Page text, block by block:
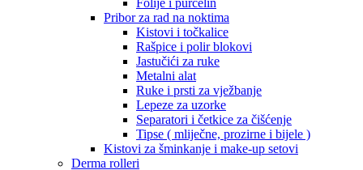
Folije i purcelin
Pribor za rad na noktima
Kistovi i točkalice
Rašpice i polir blokovi
Jastučići za ruke
Metalni alat
Ruke i prsti za vježbanje
Lepeze za uzorke
Separatori i četkice za čišćenje
Tipse ( mliječne, prozirne i bijele )
Kistovi za šminkanje i make-up setovi
Derma rolleri